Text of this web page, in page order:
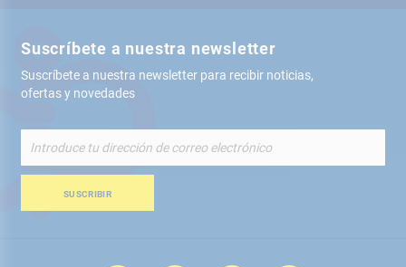
Suscríbete a nuestra newsletter
Suscríbete a nuestra newsletter para recibir noticias,
ofertas y novedades
nuestro
de
SUSCRIBIR